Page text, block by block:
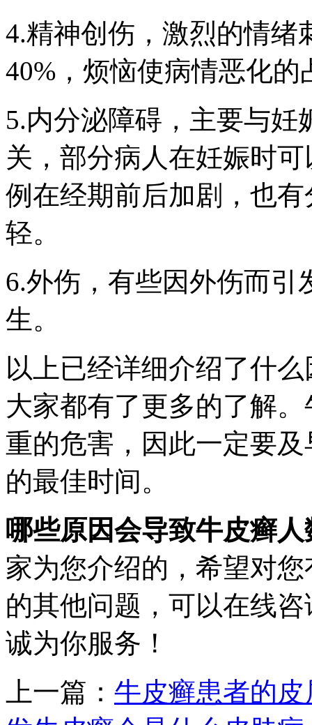
4.精神创伤，激烈的情绪
40%，烦恼使病情恶化的
5.内分泌障碍，主要与
关，部分病人在妊娠时
例在经期前后加剧，也
轻。
6.外伤，有些因外伤而引
生。
以上已经详细介绍了什
大家都有了更多的了解
重的危害，因此一定要
的最佳时间。
哪些原因会导致牛皮癣
家为您介绍的，希望对
的其他问题，可以在线
诚为你服务！
上一篇： 牛皮癣患者的